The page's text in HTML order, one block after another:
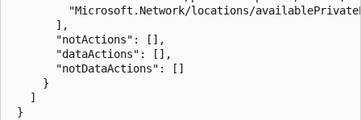
"Microsoft.Network/locations/
       ],
       "notActions": [],
       "dataActions": [],
       "notDataActions": []
     }
   ]
}